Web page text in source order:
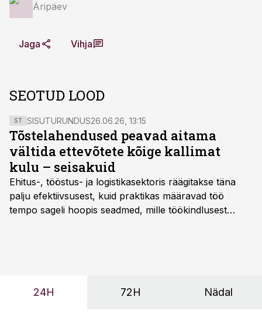
Äripäev
Jaga Vihja
SEOTUD LOOD
ST SISUTURUNDUS26.06.26, 13:15
Tõstelahendused peavad aitama
vältida ettevõtete kõige kallimat
kulu – seisakuid
Ehitus-, tööstus- ja logistikasektoris räägitakse täna
palju efektiivsusest, kuid praktikas määravad töö
tempo sageli hoopis seadmed, mille töökindlusest
24H 72H Nädal